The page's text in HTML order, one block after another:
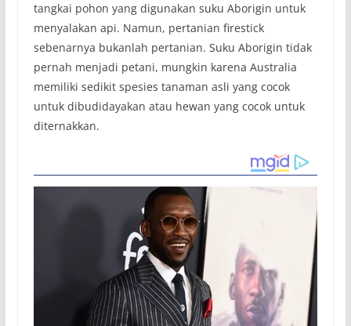
tangkai pohon yang digunakan suku Aborigin untuk
menyalakan api. Namun, pertanian firestick
sebenarnya bukanlah pertanian. Suku Aborigin tidak
pernah menjadi petani, mungkin karena Australia
memiliki sedikit spesies tanaman asli yang cocok
untuk dibudidayakan atau hewan yang cocok untuk
diternakkan.